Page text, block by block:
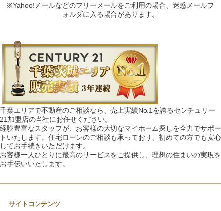
※Yahoo!メールなどのフリーメールをご利用の場合、迷惑メールフ
ォルダに入る場合があります。
千葉エリアで不動産のご相談なら、売上実績No.1を誇るセンチュリー
21加盟店の当社にお任せください。
経験豊富なスタッフが、お客様の大切なマイホーム探しを全力でサポー
トいたします。住宅ローンのご相談も承っており、初めての方でも安心
してお手続きいただけます。
お客様一人ひとりに最高のサービスをご提供し、理想の住まいの実現を
お手伝いいたします。
サイトコンテンツ